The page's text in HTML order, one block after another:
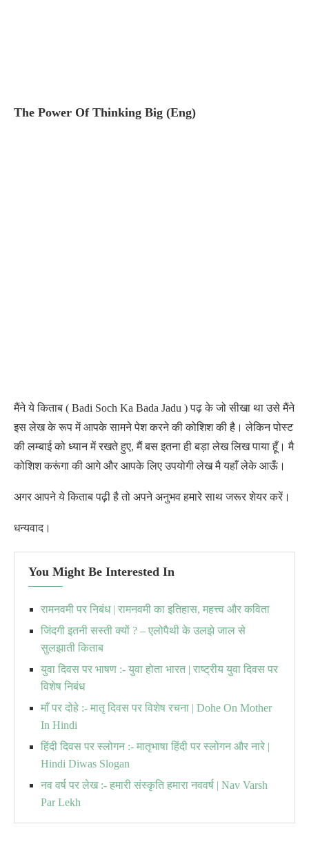
The Power Of Thinking Big (Eng)
मैंने ये किताब ( Badi Soch Ka Bada Jadu )पढ़ के जो सीखा था उसे मैंने
इस लेख के रूप में आपके सामने पेश करने की कोशिश की है। लेकिन पोस्ट
की लम्बाई को ध्यान में रखते हुए, मैं बस इतना ही बड़ा लेख लिख पाया हूँ। मै
कोशिश करूंगा की आगे और आपके लिए उपयोगी लेख मै यहाँ लेके आऊँ।
अगर आपने ये किताब पढ़ी है तो अपने अनुभव हमारे साथ जरूर शेयर करें ।
धन्यवाद।
You Might Be Interested In
रामनवमी पर निबंध | रामनवमी का इतिहास, महत्त्व और कविता
जिंदगी इतनी सस्ती क्यों ? – एलोपैथी के उलझे जाल से
सुलझाती किताब
युवा दिवस पर भाषण :- युवा होता भारत | राष्ट्रीय युवा दिवस पर
विशेष निबंध
माँ पर दोहे :- मातृ दिवस पर विशेष रचना | Dohe On Mother
In Hindi
हिंदी दिवस पर स्लोगन :- मातृभाषा हिंदी पर स्लोगन और नारे |
Hindi Diwas Slogan
नव वर्ष पर लेख :- हमारी संस्कृति हमारा नववर्ष | Nav Varsh
Par Lekh